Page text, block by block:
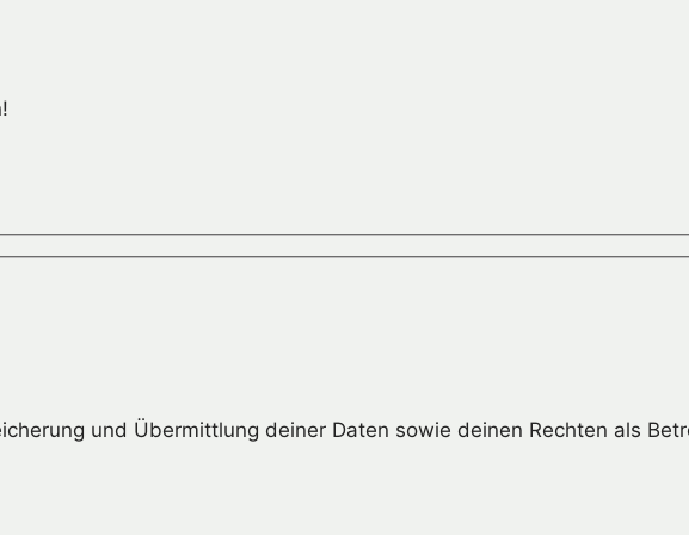
und Übermittlung deiner Daten sowie deinen Rechten als